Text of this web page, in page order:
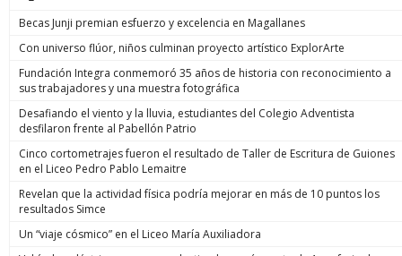
Becas Junji premian esfuerzo y excelencia en Magallanes
Con universo flúor, niños culminan proyecto artístico ExplorArte
Fundación Integra conmemoró 35 años de historia con reconocimiento a
sus trabajadores y una muestra fotográfica
Desafiando el viento y la lluvia, estudiantes del Colegio Adventista
desfilaron frente al Pabellón Patrio
Cinco cortometrajes fueron el resultado de Taller de Escritura de Guiones
en el Liceo Pedro Pablo Lemaitre
Revelan que la actividad física podría mejorar en más de 10 puntos los
resultados Simce
Un “viaje cósmico” en el Liceo María Auxiliadora